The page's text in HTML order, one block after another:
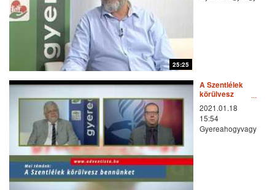
25:25
A Szentlélek
körülvesz
bennünket
2021.01.18
15:54
Gyereahogyvagy